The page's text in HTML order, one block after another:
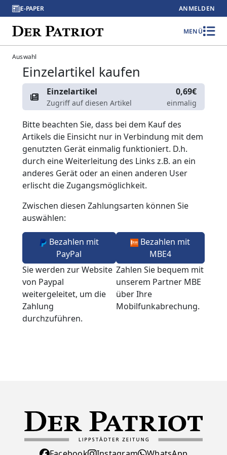
E-PAPER ANMELDEN
MENÜ
Auswahl
Einzelartikel kaufen
Einzelartikel
Zugriff auf diesen Artikel
0,69€
einmalig
Bitte beachten Sie, dass bei dem Kauf des
Artikels die Einsicht nur in Verbindung mit dem
genutzten Gerät einmalig funktioniert. D.h.
durch eine Weiterleitung des Links z.B. an ein
anderes Gerät oder an einen anderen User
erlischt die Zugangsmöglichkeit.
Zwischen diesen Zahlungsarten können Sie
auswählen:
Bezahlen mit
PayPal
Sie werden zur Website
von Paypal
weitergeleitet, um die
Zahlung
durchzuführen.
Bezahlen mit
MBE4
Zahlen Sie bequem mit
unserem Partner MBE
über Ihre
Mobilfunkabrechung.